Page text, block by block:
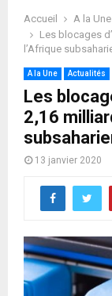
Accueil
A la Une
Les blocages
l’Afrique
A la Une Actualités
Les
2,16
13 janvier 2020